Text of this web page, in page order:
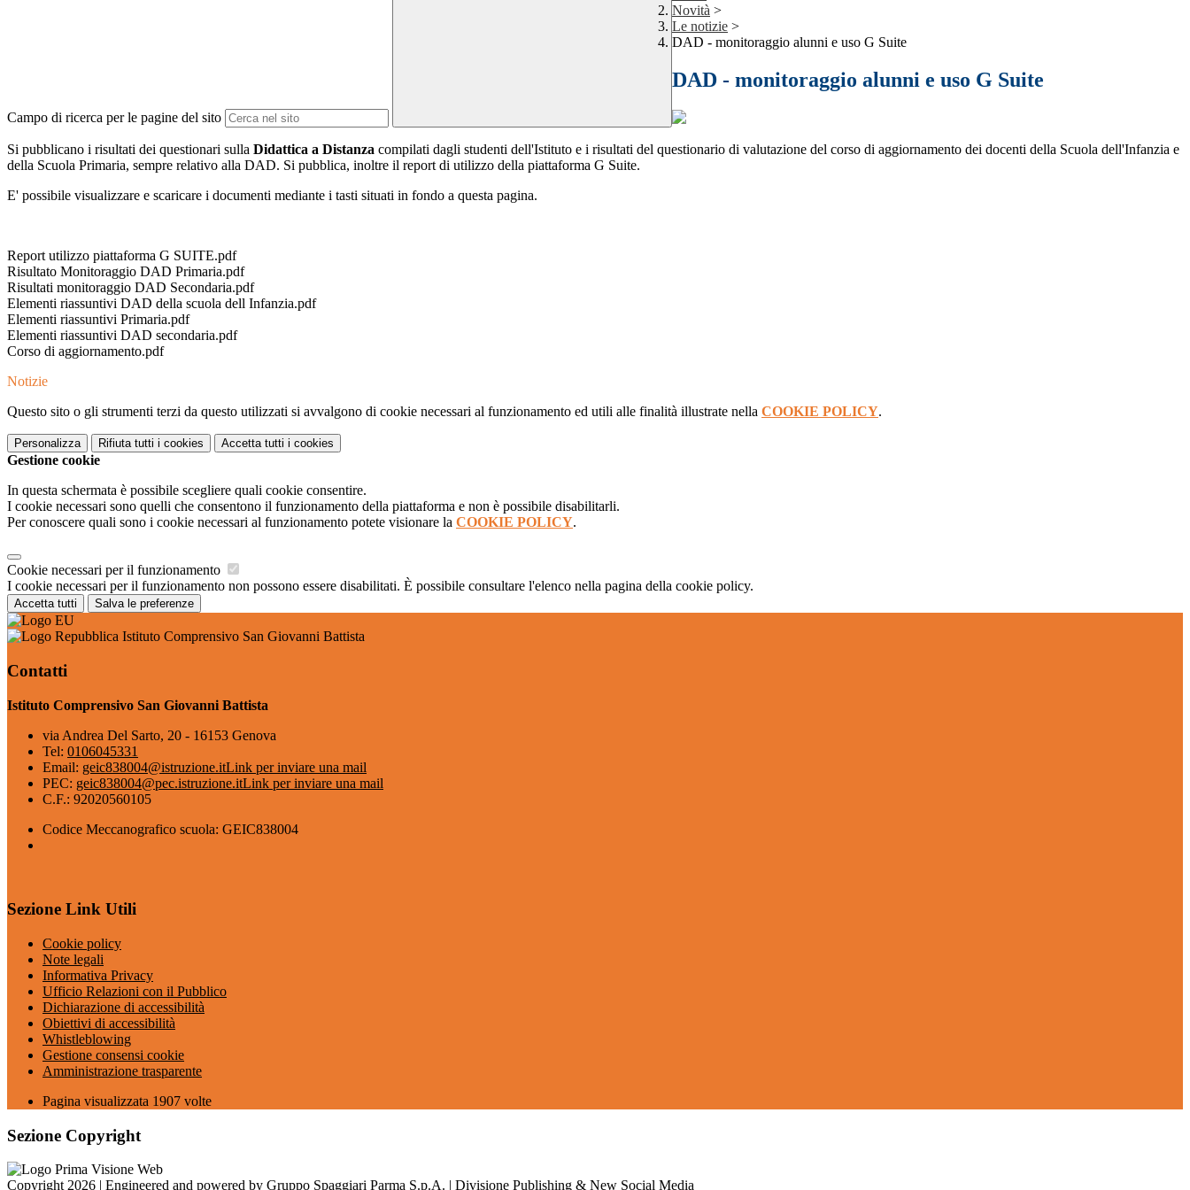
Campo di ricerca per le pagine del sito
Novità >
Le notizie >
DAD - monitoraggio alunni e uso G Suite
DAD - monitoraggio alunni e uso G Suite
Si pubblicano i risultati dei questionari sulla Didattica a Distanza compilati dagli studenti dell'Istituto e i risultati del questionario di valutazione del corso di aggiornamento dei docenti della Scuola dell'Infanzia e
della Scuola Primaria, sempre relativo alla DAD. Si pubblica, inoltre il report di utilizzo della piattaforma G Suite.
E' possibile visualizzare e scaricare i documenti mediante i tasti situati in fondo a questa pagina.
Report utilizzo piattaforma G SUITE.pdf
Risultato Monitoraggio DAD Primaria.pdf
Risultati monitoraggio DAD Secondaria.pdf
Elementi riassuntivi DAD della scuola dell Infanzia.pdf
Elementi riassuntivi Primaria.pdf
Elementi riassuntivi DAD secondaria.pdf
Corso di aggiornamento.pdf
Notizie
Questo sito o gli strumenti terzi da questo utilizzati si avvalgono di cookie necessari al funzionamento ed utili alle finalità illustrate nella COOKIE POLICY.
Personalizza Rifiuta tutti i cookies Accetta tutti i cookies
Gestione cookie
In questa schermata è possibile scegliere quali cookie consentire.
I cookie necessari sono quelli che consentono il funzionamento della piattaforma e non è possibile disabilitarli.
Per conoscere quali sono i cookie necessari al funzionamento potete visionare la COOKIE POLICY.
Cookie necessari per il funzionamento
I cookie necessari per il funzionamento non possono essere disabilitati. È possibile consultare l'elenco nella pagina della cookie policy.
Accetta tutti Salva le preferenze
Istituto Comprensivo San Giovanni Battista
Contatti
Istituto Comprensivo San Giovanni Battista
via Andrea Del Sarto, 20 - 16153 Genova
Tel: 0106045331
Email: geic838004@istruzione.itLink per inviare una mail
PEC: geic838004@pec.istruzione.itLink per inviare una mail
C.F.: 92020560105
Codice Meccanografico scuola: GEIC838004
Sezione Link Utili
Cookie policy
Note legali
Informativa Privacy
Ufficio Relazioni con il Pubblico
Dichiarazione di accessibilità
Obiettivi di accessibilità
Whistleblowing
Gestione consensi cookie
Amministrazione trasparente
Pagina visualizzata 1907 volte
Sezione Copyright
Copyright 2026 | Engineered and powered by Gruppo Spaggiari Parma S.p.A. | Divisione Publishing & New Social Media